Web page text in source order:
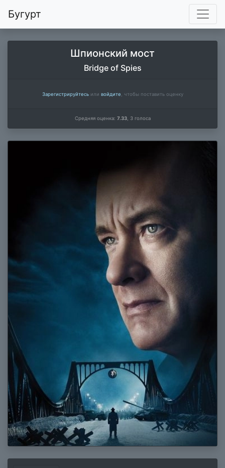
Бугурт
Шпионский мост
Bridge of Spies
Зарегистрируйтесьили войдите , чтобы поставить оценку
Средняя оценка: 7.33, 3голоса